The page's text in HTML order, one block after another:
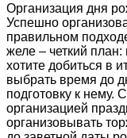
Организация дня
Успешно
правильном
желе – четкий
хотите добиться в
выбрать время до
подготовку к нему.
организацией
организовывать